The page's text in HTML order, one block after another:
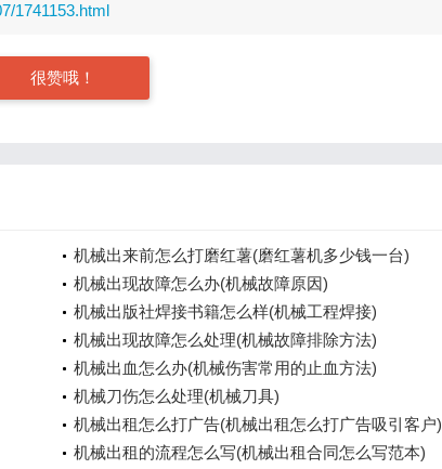
1741153.html
很赞哦！
机械出来前怎么打磨红薯(磨红薯机多少钱一台)
机械出现故障怎么办(机械故障原因)
机械出版社焊接书籍怎么样(机械工程焊接)
机械出现故障怎么处理(机械故障排除方法)
机械出血怎么办(机械伤害常用的止血方法)
机械刀伤怎么处理(机械刀具)
机械出租怎么打广告(机械出租怎么打广告吸引客户)
机械出租的流程怎么写(机械出租合同怎么写范本)